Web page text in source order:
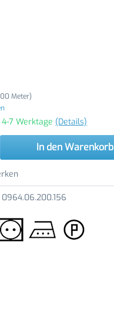
Meter)
7 Werktage (Details)
In den Warenkorb
0964.06.200.156